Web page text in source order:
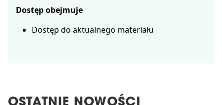
Dostęp obejmuje
Dostęp do aktualnego materiału